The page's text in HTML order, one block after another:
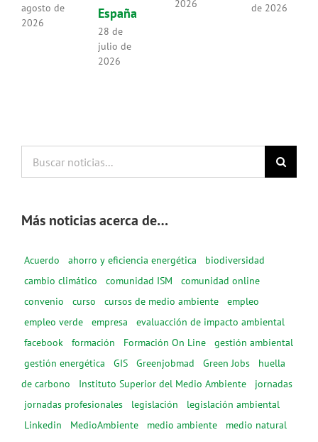
agosto de
2026
España
28 de
julio de
2026
2026 de 2026
noticias...
Más noticias acerca de…
Acuerdo ahorro y eficiencia energética
biodiversidad
cambio climático
comunidad ISM
comunidad online
convenio
curso cursos de medio ambiente
empleo
empleo verde
empresa
evaluacción de impacto ambiental
facebook
formación Formación On Line
gestión ambiental
gestión energética
GIS Greenjobmad Green Jobs
huella
de carbono
Instituto Superior del Medio Ambiente
jornadas
jornadas profesionales
legislación
legislación ambiental
Linkedin
MedioAmbiente medio ambiente
medio natural